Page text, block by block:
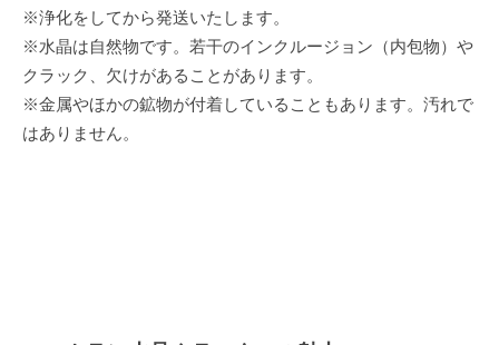
※浄化をしてから発送いたします。
※水晶は自然物です。若干のインクルージョン（内包物）や
クラック、欠けがあることがあります。
※金属やほかの鉱物が付着していることもあります。汚れで
はありません。